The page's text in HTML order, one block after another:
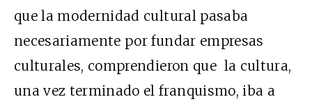
que la modernidad cultural pasaba
necesariamente por fundar empresas
culturales, comprendieron que la cultura,
una vez terminado el franquismo, iba a